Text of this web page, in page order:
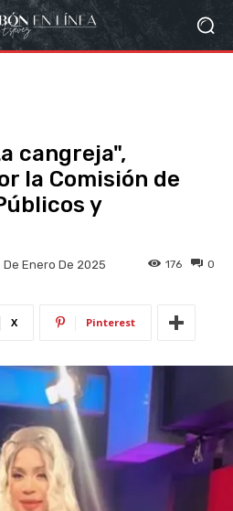
cangreja",
la Comisión de
y
De Enero De 2025 0
176
X Pinterest